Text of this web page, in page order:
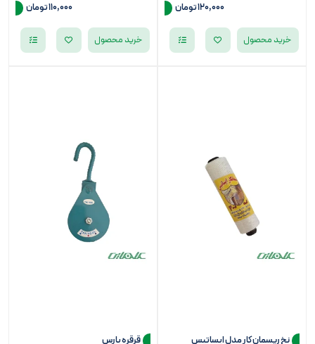
120,000تومان
خرید محصول
110,000تومان
خرید محصول
نخ ریسمان کار مدل ایساتیس قرقره پارس